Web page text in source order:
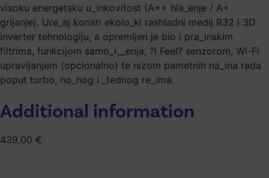
visoku energetsku u_inkovitost (A++ hla_enje / A+
grijanje). Ure_aj koristi ekolo_ki rashladni medij R32 i 3D
inverter tehnologiju, a opremljen je bio i pra_inskim
filtrima, funkcijom samo_i__enja, ?I Feel? senzorom, Wi-Fi
upravljanjem (opcionalno) te nizom pametnih na_ina rada
poput turbo, no_nog i _tednog re_ima.
Additional information
439,00 €